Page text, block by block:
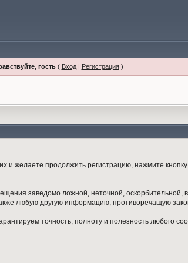
гость( Вход| Регистрация)
желаете продолжить регистрацию, нажмите
заведомо ложной, неточной,
любую другую информацию, противоречащую
точность, полноту и полезность любого